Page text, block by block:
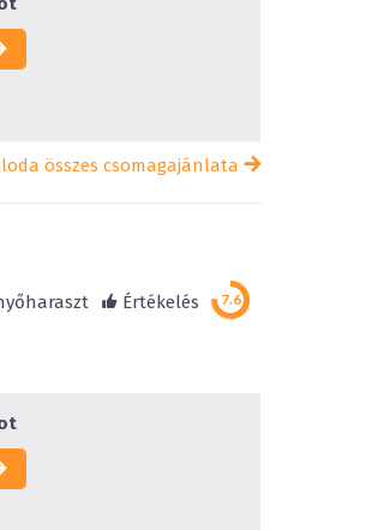
összes csomagajánlata
Értékelés